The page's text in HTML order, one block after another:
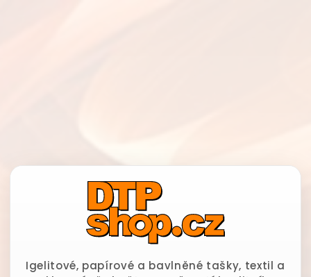
Igelitové, papírové a bavlněné tašky, textil a